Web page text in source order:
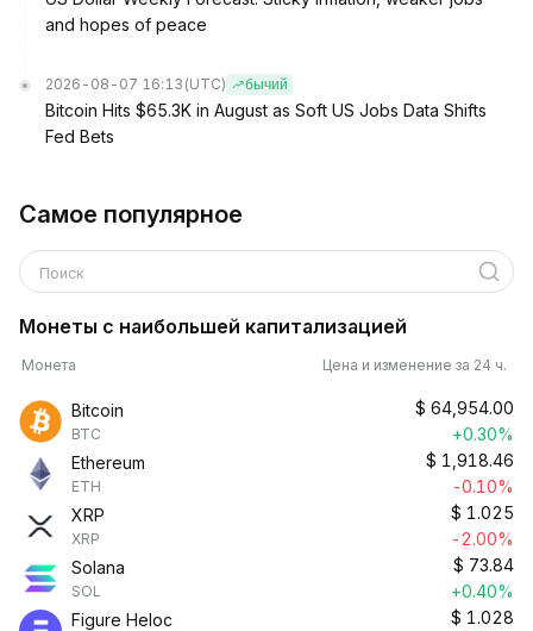
and hopes of peace
2026-08-07 16:13 (UTC) бычий
Bitcoin Hits $65.3K in August as Soft US Jobs Data Shifts
Fed Bets
Самое популярное
Поиск
Монеты с наибольшей капитализацией
Монета Цена и изменение за 24 ч.
Bitcoin
BTC
$ 64,954.00
+0.30%
Ethereum
ETH
$ 1,918.46
-0.10%
XRP
XRP
$ 1.025
-2.00%
Solana
SOL
$ 73.84
+0.40%
Figure Heloc
$ 1.028